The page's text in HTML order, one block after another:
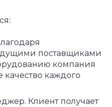
поставщиками
компания
качество каждого
Клиент получает